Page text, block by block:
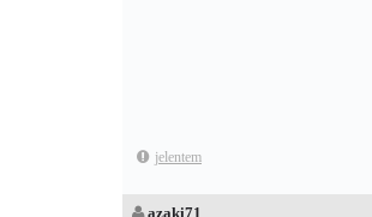
jelentem
azaki71